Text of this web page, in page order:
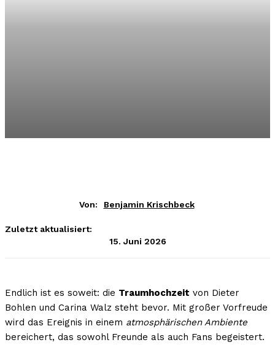
Von: Benjamin Krischbeck
Zuletzt aktualisiert:
15. Juni 2026
Endlich ist es soweit: die Traumhochzeit von Dieter
Bohlen und Carina Walz steht bevor. Mit großer Vorfreude
wird das Ereignis in einem atmosphärischen Ambiente
bereichert, das sowohl Freunde als auch Fans begeistert.